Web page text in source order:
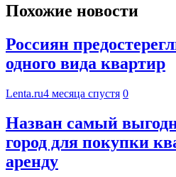
Похожие новости
Россиян
одного вида квартир
Lenta.ru4 месяца спустя 0
Назван самый
город для покупки
аренду